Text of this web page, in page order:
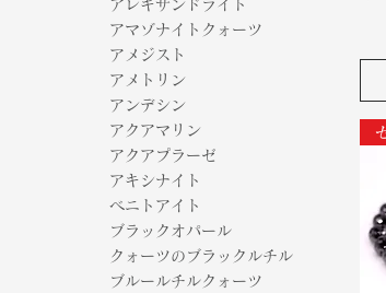
アレキサンドライト
アマゾナイトクォーツ
アメジスト
アメトリン
アンデシン
アクアマリン
アクアプラーゼ
アキシナイト
ベニトアイト
ブラックオパール
クォーツのブラックルチル
ブルールチルクォーツ